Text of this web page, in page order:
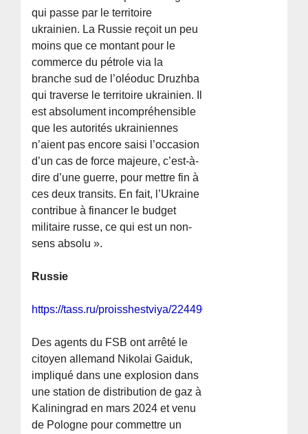
qui passe par le territoire
ukrainien. La Russie reçoit un peu
moins que ce montant pour le
commerce du pétrole via la
branche sud de l’oléoduc Druzhba
qui traverse le territoire ukrainien. Il
est absolument incompréhensible
que les autorités ukrainiennes
n’aient pas encore saisi l’occasion
d’un cas de force majeure, c’est-à-
dire d’une guerre, pour mettre fin à
ces deux transits. En fait, l’Ukraine
contribue à financer le budget
militaire russe, ce qui est un non-
sens absolu ».
Russie
https://tass.ru/proisshestviya/22449069
Des agents du FSB ont arrêté le
citoyen allemand Nikolai Gaiduk,
impliqué dans une explosion dans
une station de distribution de gaz à
Kaliningrad en mars 2024 et venu
de Pologne pour commettre un